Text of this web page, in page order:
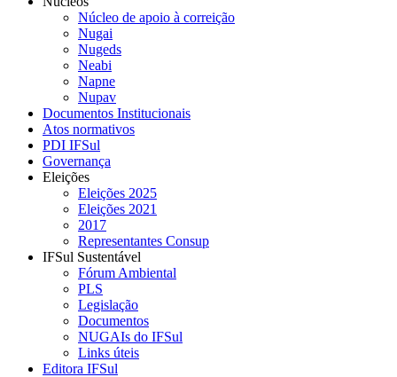
Núcleo de apoio à correição
Nugai
Nugeds
Neabi
Napne
Nupav
Documentos Institucionais
Atos normativos
PDI IFSul
Governança
Eleições
Eleições 2025
Eleições 2021
2017
Representantes Consup
IFSul Sustentável
Fórum Ambiental
PLS
Legislação
Documentos
NUGAIs do IFSul
Links úteis
Editora IFSul